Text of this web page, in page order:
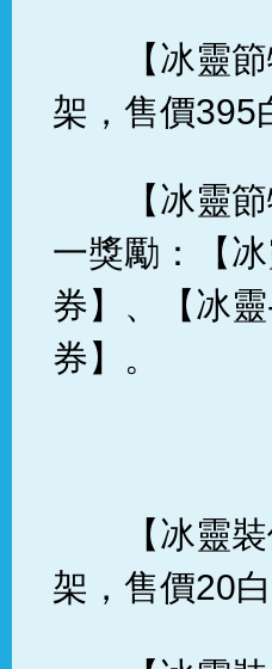
【冰靈
架，售價395
【冰靈
一獎勵：【
券】、【冰
券】。
【冰靈
架，售價20